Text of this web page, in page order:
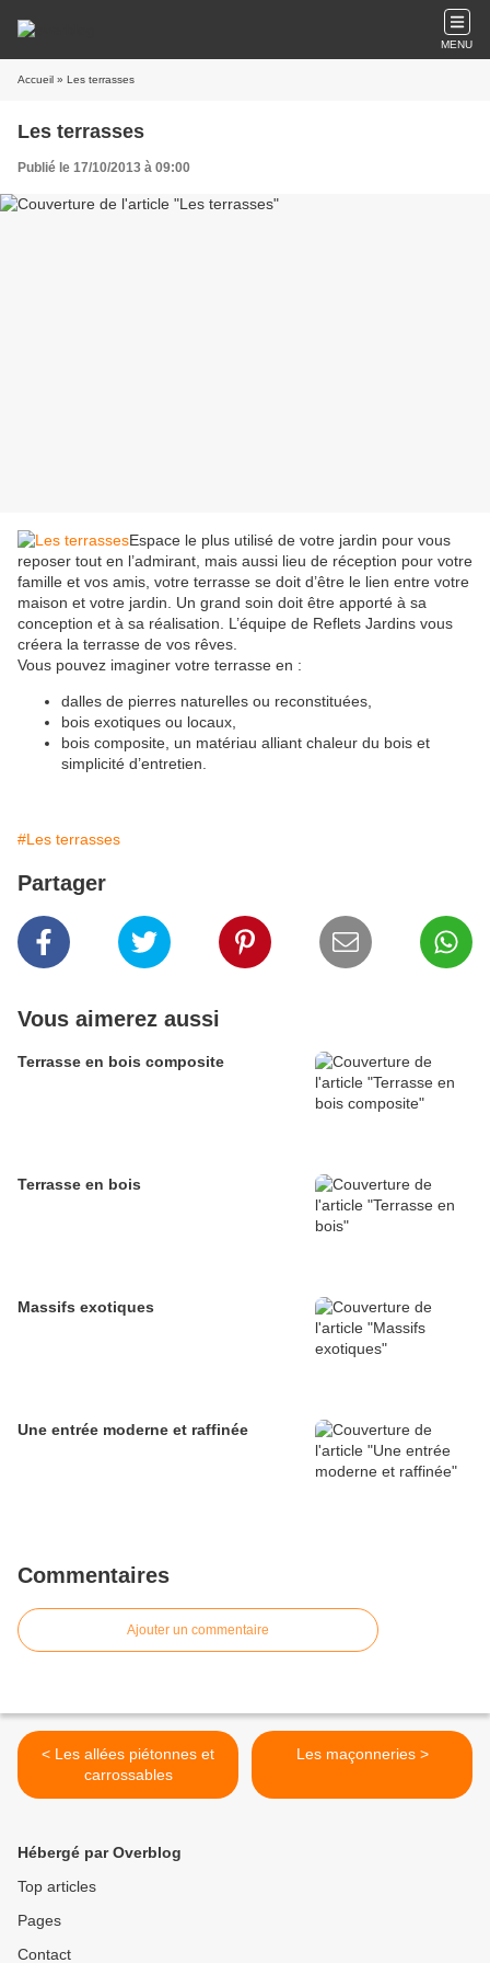
MENU
Accueil » Les terrasses
Les terrasses
Publié le 17/10/2013 à 09:00
Espace le plus utilisé de votre jardin pour vous
reposer tout en l’admirant, mais aussi lieu de réception pour votre
famille et vos amis, votre terrasse se doit d’être le lien entre votre
maison et votre jardin. Un grand soin doit être apporté à sa
conception et à sa réalisation. L’équipe de Reflets Jardins vous
créera la terrasse de vos rêves.
Vous pouvez imaginer votre terrasse en :
dalles de pierres naturelles ou reconstituées,
bois exotiques ou locaux,
bois composite, un matériau alliant chaleur du bois et
simplicité d’entretien.
#Les terrasses
Partager
Vous aimerez aussi
Terrasse en bois composite
Terrasse en bois
Massifs exotiques
Une entrée moderne et raffinée
Commentaires
Ajouter un commentaire
< Les allées piétonnes et
carrossables
Les maçonneries >
Hébergé par Overblog
Top articles
Pages
Contact